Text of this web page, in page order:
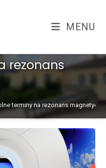
MENU
rezonans
terminy na rezonans